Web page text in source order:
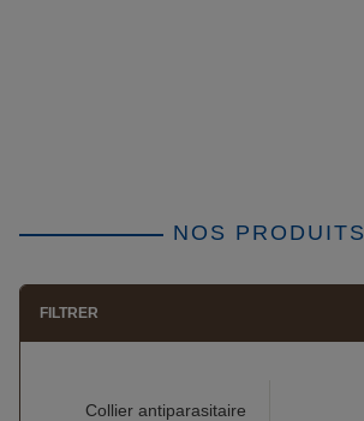
NOS PRODUITS
FILTRER
Collier antiparasitaire